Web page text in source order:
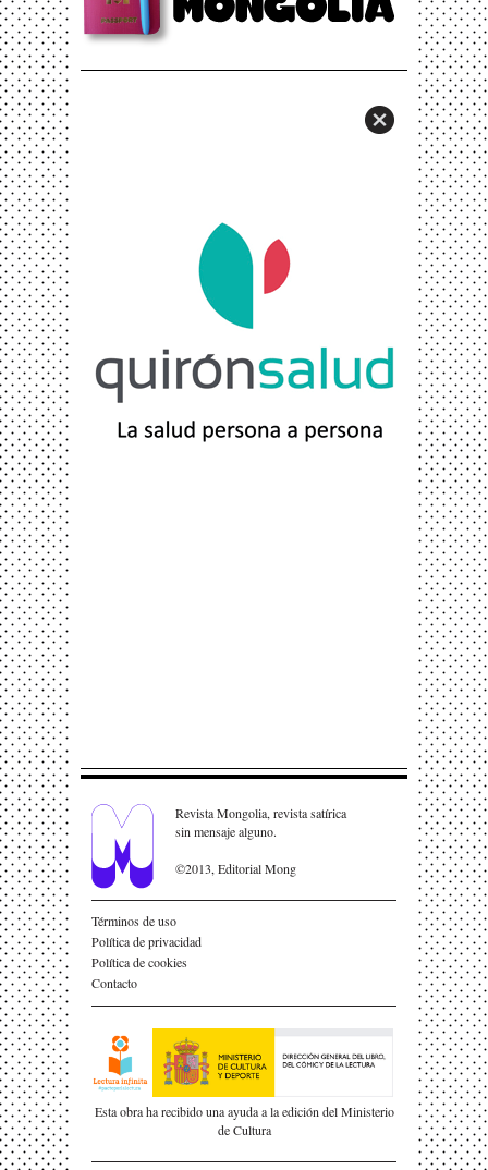
Revista Mongolia, revista satírica
sin mensaje alguno.
©2013, Editorial Mong
Términos de uso
Política de privacidad
Política de cookies
Contacto
Esta obra ha recibido una ayuda a la edición del Ministerio
de Cultura